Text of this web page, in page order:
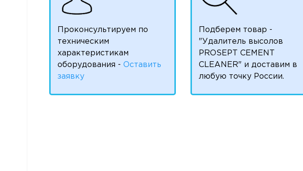
Проконсультируем по
техническим
характеристикам
оборудования - Оставить
заявку
Подберем товар -
"Удалитель высолов
PROSEPT CEMENT
CLEANER" и доставим в
любую точку России.